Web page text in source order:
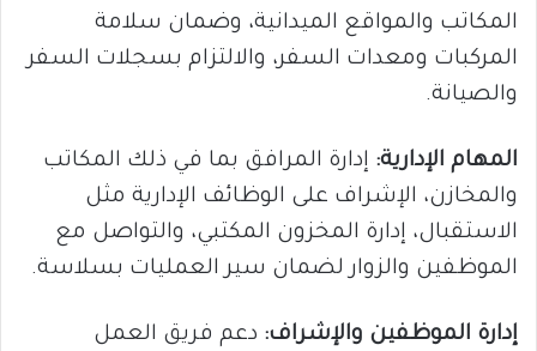
المكاتب والمواقع الميدانية، وضمان سلامة
المركبات ومعدات السفر، والالتزام بسجلات السفر
والصيانة.
المهام الإدارية: إدارة المرافق بما في ذلك المكاتب
والمخازن، الإشراف على الوظائف الإدارية مثل
الاستقبال، إدارة المخزون المكتبي، والتواصل مع
الموظفين والزوار لضمان سير العمليات بسلاسة.
إدارة الموظفين والإشراف: دعم فريق العمل